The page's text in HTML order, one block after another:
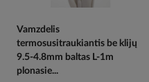
Vamzdelis
termosusitraukiantis be klijų
9.5-4.8mm baltas L-1m
plonasie...